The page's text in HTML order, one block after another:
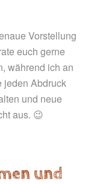
Vorstellung
euch gerne
während ich an
jeden Abdruck
und neue
aus. 😉
und